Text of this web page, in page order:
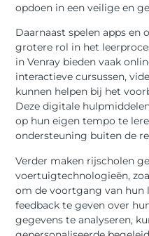
opdoen in een veilige en
Daarnaast spelen apps en
grotere rol in het
in Venray bieden vaak
interactieve cursussen,
kunnen helpen bij het
Deze digitale
op hun eigen tempo te
ondersteuning buiten de
Verder maken rijscholen
voertuigtechnologieën,
om de voortgang van hun
feedback te geven over
gegevens te analyseren,